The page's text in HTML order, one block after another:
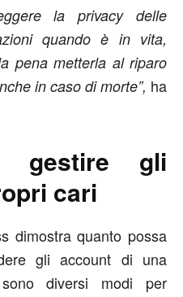
la privacy delle
quando è in vita,
pena metterla al riparo
in caso di morte”, ha
gestire gli
cari
dimostra quanto possa
gli account di una
diversi modi per